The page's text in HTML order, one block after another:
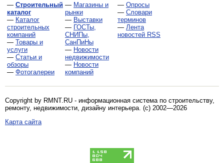
— Строительный
каталог
— Каталог
строительных
компаний
— Товары и
услуги
— Статьи и
обзоры
— Фотогалереи
— Магазины и
рынки
— Выставки
— ГОСТы,
СНИПы,
СанПиНы
— Новости
недвижимости
— Новости
компаний
— Опросы
— Словари
терминов
— Лента
новостей RSS
Copyright by RMNT.RU - информационная система по строительству,
ремонту, недвижимости, дизайну интерьера . (c) 2002—2026
Карта сайта